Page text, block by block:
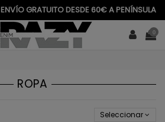
ENVÍO GRATUITO DESDE 60€ A PENÍNSULA
0
ROPA
Seleccionar